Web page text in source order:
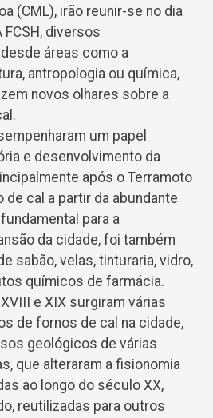
(CML), irão reunir-se no dia
FCSH, diversos
áreas como a
antropologia ou química,
novos olhares sobre a
um papel
e desenvolvimento da
após o Terramoto
de cal a partir da abundante
para a
da cidade, foi também
sabão, velas, tinturaria, vidro,
químicos de farmácia.
e XIX surgiram várias
de fornos de cal na cidade,
geológicos de várias
que alteraram a fisionomia
ao longo do século XX,
reutilizadas para outros